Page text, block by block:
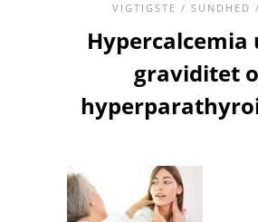
VIGTIGSTE / SUNDHED
Hypercalcemia
graviditet